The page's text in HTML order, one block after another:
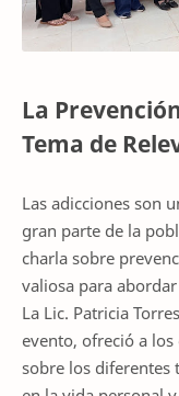
La
Tema de
Las adicciones son
gran parte de la
charla sobre
valiosa para
La Lic. Patricia
evento, ofreció a
sobre los diferentes